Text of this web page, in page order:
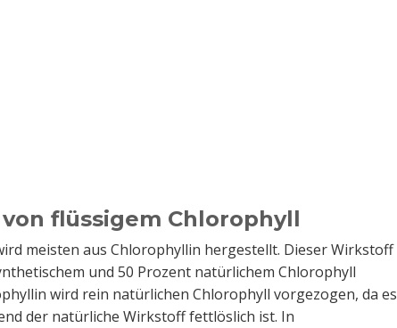
flüssigem Chlorophyll
meisten aus Chlorophyllin hergestellt. Dieser Wirkstoff
und 50 Prozent natürlichem Chlorophyll
wird rein natürlichen Chlorophyll vorgezogen, da es
der natürliche Wirkstoff fettlöslich ist. In